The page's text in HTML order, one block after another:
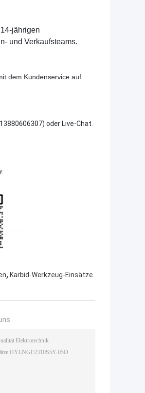
jährigen
und Verkaufsteams.
dem Kundenservice auf
oder Live-Chat.
, Karbid-Werkzeug-Einsätze